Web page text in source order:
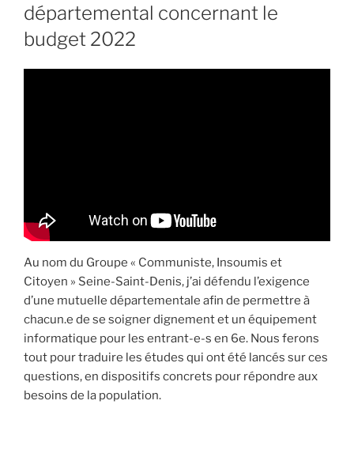
départemental concernant le
budget 2022
Au nom du Groupe « Communiste, Insoumis et
Citoyen » Seine-Saint-Denis, j’ai défendu l’exigence
d’une mutuelle départementale afin de permettre à
chacun.e de se soigner dignement et un équipement
informatique pour les entrant-e-s en 6e. Nous ferons
tout pour traduire les études qui ont été lancés sur ces
questions, en dispositifs concrets pour répondre aux
besoins de la population.